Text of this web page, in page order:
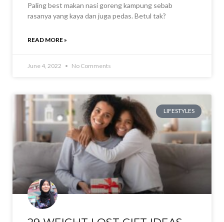
Paling best makan nasi goreng kampung sebab
rasanya yang kaya dan juga pedas. Betul tak?
READ MORE »
June 4, 2022 No Comments
LIFESTYLES